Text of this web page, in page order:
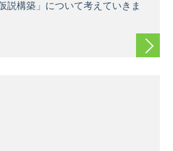
説構築」について考えていきま
続きを